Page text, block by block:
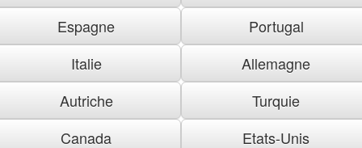
Espagne
Portugal
Italie
Allemagne
Autriche
Turquie
Canada
Etats-Unis